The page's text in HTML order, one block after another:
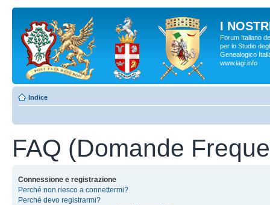
I
Forum Italiano
per lo Studio
Genealogico
www.iagi.info
Indice
FAQ (Domande
Connessione e registrazione
Perché non riesco a connettermi?
Perché devo registrarmi?